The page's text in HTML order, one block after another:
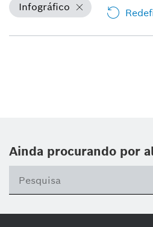
Infográfico
Ainda procurando por